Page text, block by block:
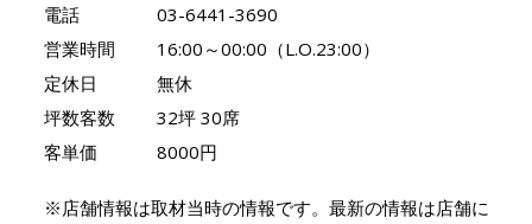
電話
03-6441-3690
営業時間
16:00～00:00（L.O.23:00）
定休日
無休
坪数客数
32坪 30席
客単価
8000円
※店舗情報は取材当時の情報です。最新の情報は店舗に